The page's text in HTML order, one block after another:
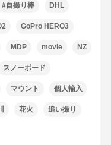
#自撮り棒 DHL
GoPro HERO3
MDP movie NZ
スノーボード
マウント 個人輸入
花火 追い撮り